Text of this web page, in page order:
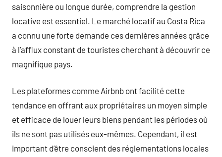
saisonnière ou longue durée, comprendre la gestion
locative est essentiel. Le marché locatif au Costa Rica
a connu une forte demande ces dernières années grâce
à l’afflux constant de touristes cherchant à découvrir ce
magnifique pays.
Les plateformes comme Airbnb ont facilité cette
tendance en offrant aux propriétaires un moyen simple
et efficace de louer leurs biens pendant les périodes où
ils ne sont pas utilisés eux-mêmes. Cependant, il est
important d’être conscient des réglementations locales